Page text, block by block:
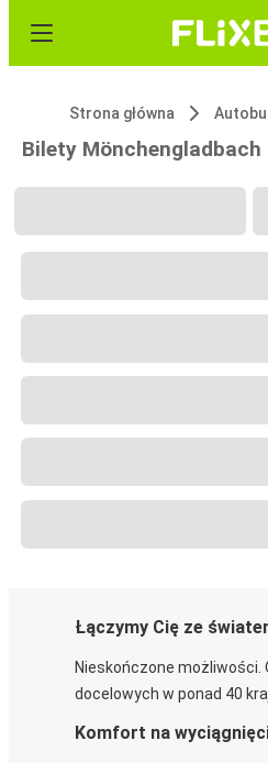
Strona główna
Bilety Mönchengladbach
Łączymy Cię ze
Nieskończone możliwości.
docelowych w ponad 40
Komfort na